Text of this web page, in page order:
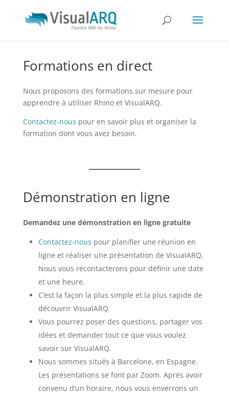
Formations en direct
Nous proposons des formations sur mesure pour
apprendre à utiliser Rhino et VisualARQ.
Contactez-nous pour en savoir plus et organiser la
formation dont vous avez besoin.
Démonstration en ligne
Demandez une démonstration en ligne gratuite
Contactez-nous pour planifier une réunion en
ligne et réaliser une présentation de VisualARQ.
Nous vous recontacterons pour définir une date
et une heure.
C’est la façon la plus simple et la plus rapide de
découvrir VisualARQ.
Vous pourrez poser des questions, partager vos
idées et demander tout ce que vous voulez
savoir sur VisualARQ.
Nous sommes situés à Barcelone, en Espagne.
Les présentations se font par Zoom. Après avoir
convenu d’un horaire, nous vous enverrons un